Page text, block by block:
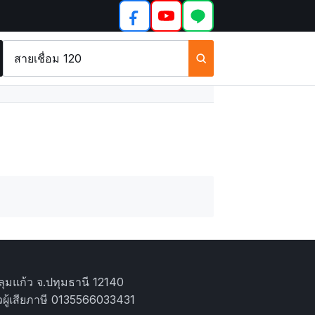
และ
บทความ
แก้ว จ.ปทุมธานี 12140
เสียภาษี 0135566033431